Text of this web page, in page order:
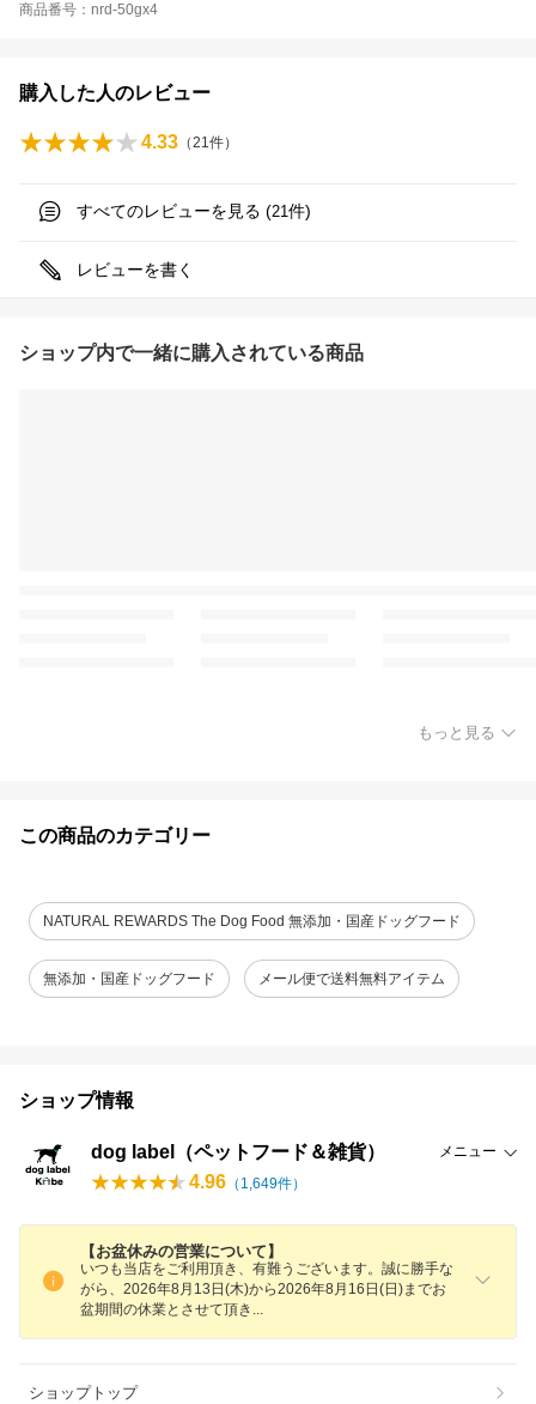
商品番号：nrd-50gx4
購入した人のレビュー
4.33 （21件）
すべてのレビューを見る (21件)
レビューを書く
ショップ内で一緒に購入されている商品
もっと見る
この商品のカテゴリー
NATURAL REWARDS The Dog Food 無添加・国産ドッグフード
無添加・国産ドッグフード メール便で送料無料アイテム
ショップ情報
dog label（ペットフード＆雑貨） メニュー
4.96 （ 1,649件）
【お盆休みの営業について】
いつも当店をご利用頂き、有難うございます。誠に勝手な
がら、2026年8月13日(木)から2026年8月16日(日)までお
盆期間の休業とさせて頂き
ショップトップ